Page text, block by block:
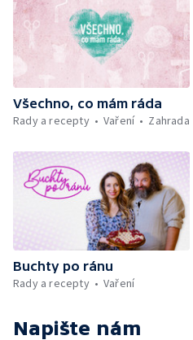
Všechno, co mám ráda
Rady a recepty
Vaření Zahrada
Buchty po ránu
Rady a recepty
Vaření
Napište nám